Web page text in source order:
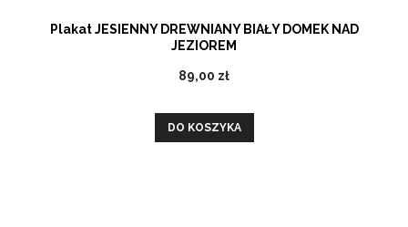
Plakat JESIENNY DREWNIANY BIAŁY DOMEK NAD
JEZIOREM
89,00 zł
DO KOSZYKA